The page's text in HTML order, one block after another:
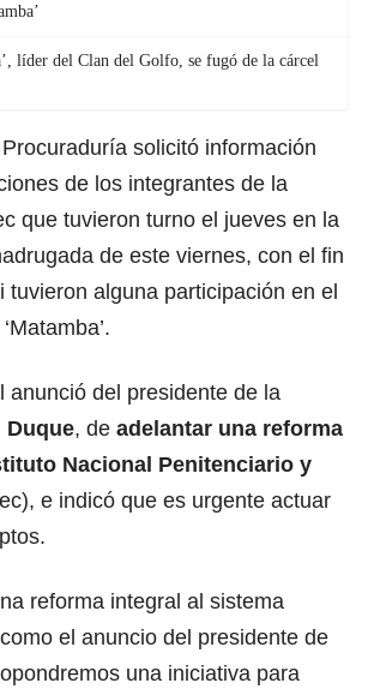
líder del Clan del Golfo, se fugó de la cárcel
solicitó información
de los integrantes de la
que tuvieron turno el jueves en la
de este viernes, con el fin
tuvieron alguna participación en el
anunció del presidente de la
Duque, de adelantar una reforma
Nacional Penitenciario y
e indicó que es urgente actuar
reforma integral al sistema
el anuncio del presidente de
una iniciativa para